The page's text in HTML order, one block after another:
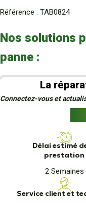
Référence : TAB0824
Nos solutions
panne :
La
Connectez-vous et
Délai estimé
prestation
2 Semaines
Service client et